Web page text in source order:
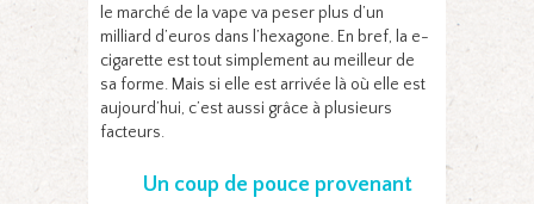
le marché de la vape va peser plus d’un
milliard d’euros dans l’hexagone. En bref, la e-
cigarette est tout simplement au meilleur de
sa forme. Mais si elle est arrivée là où elle est
aujourd’hui, c’est aussi grâce à plusieurs
facteurs.
Un coup de pouce provenant